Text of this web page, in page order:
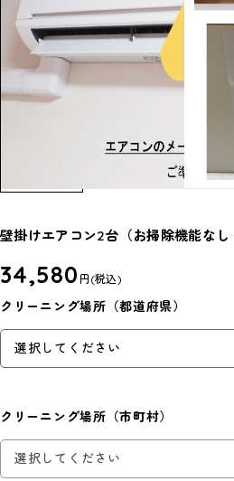
壁掛けエアコン2台（お掃除機能なし
34,580 円(税込)
クリーニング場所（都道府県）
クリーニング場所（市町村）